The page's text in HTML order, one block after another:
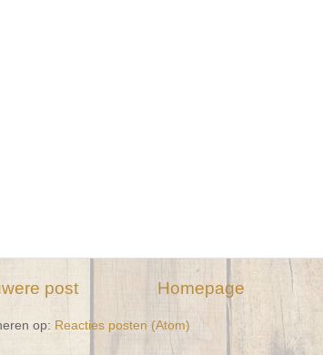
post Homepage
op: Reacties posten (Atom)